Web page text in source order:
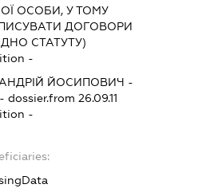
ОСОБИ, У ТОМУ
ДОГОВОРИ
СТАТУТУ)
-
ЙОСИПОВИЧ -
- dossier.from 26.09.11
-